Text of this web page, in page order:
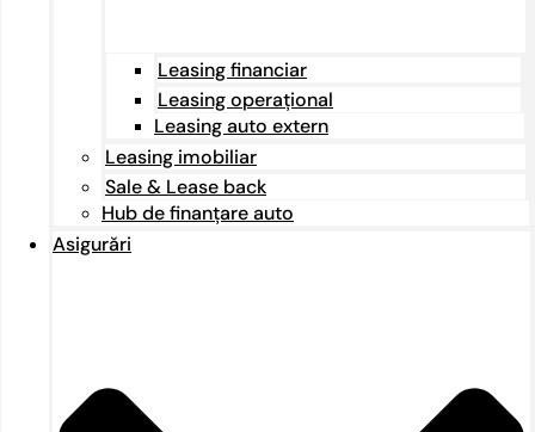
Leasing financiar
Leasing operațional
Leasing auto extern
Leasing imobiliar
Sale & Lease back
Hub de finanțare auto
Asigurări